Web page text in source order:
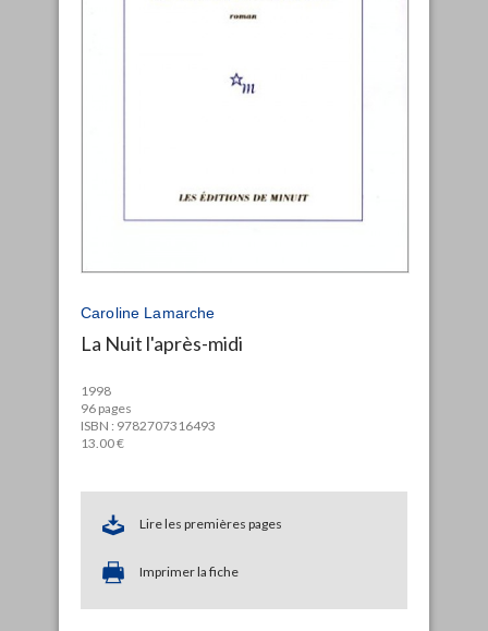
Caroline Lamarche
La Nuit l'après-midi
1998
96 pages
ISBN : 9782707316493
13.00 €
Lire les premières pages
Imprimer la fiche